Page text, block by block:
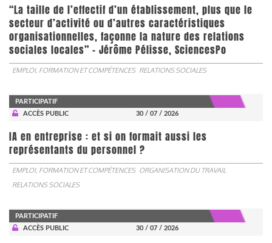
“La taille de l’effectif d’un établissement, plus que le
secteur d’activité ou d’autres caractéristiques
organisationnelles, façonne la nature des relations
sociales locales” - Jérôme Pélisse, SciencesPo
EMPLOI, FORMATION ET COMPÉTENCES RELATIONS SOCIALES
PARTICIPATIF
ACCÈS PUBLIC
30 / 07 / 2026
IA en entreprise : et si on formait aussi les
représentants du personnel ?
EMPLOI, FORMATION ET COMPÉTENCES ORGANISATION DU TRAVAIL
RELATIONS SOCIALES
PARTICIPATIF
ACCÈS PUBLIC
30 / 07 / 2026